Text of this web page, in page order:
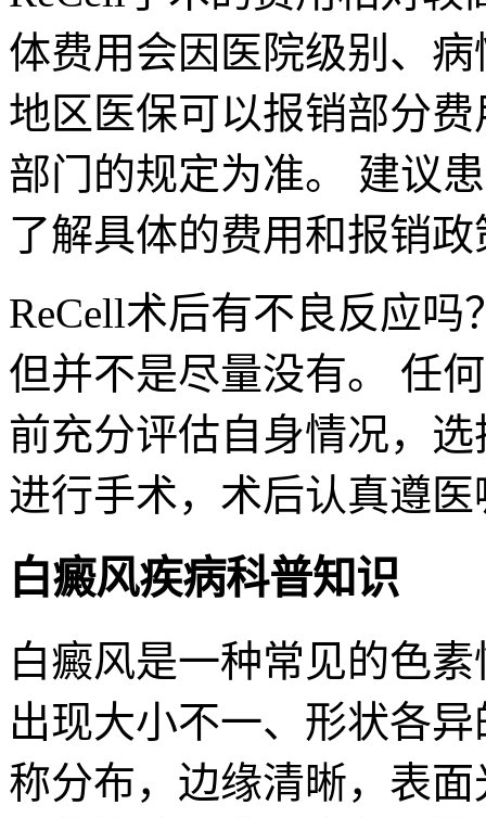
体费用会因医院级别、
地区医保可以报销部分
部门的规定为准。 建议
了解具体的费用和报销政
ReCell术后有不良反应
但并不是尽量没有。 任
前充分评估自身情况，
进行手术，术后认真遵
白癜风疾病科普知识
白癜风是一种常见的色
出现大小不一、形状各
称分布，边缘清晰，表